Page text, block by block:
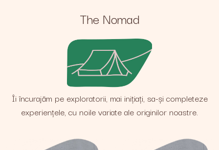
The Nomad
Îi încurajăm pe exploratorii, mai inițiați, sa-și completeze
experiențele, cu noile variate ale originilor noastre.